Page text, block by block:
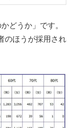
どうか」です。
のほうが採用され